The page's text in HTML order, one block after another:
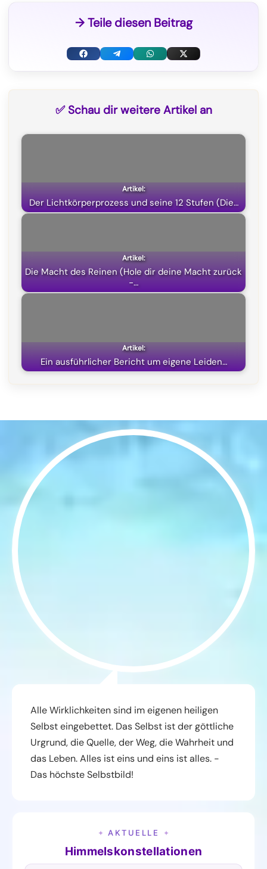
→ Teile diesen Beitrag
F
o
k
T
a
m
W
p
p
X
T
t
e
✅ Schau dir weitere Artikel an
Der Lichtkörperprozess und seine 12 Stufen (Die…
Die Macht des Reinen (Hole dir deine Macht zurück
-…
Ein ausführlicher Bericht um eigene Leiden…
Alle Wirklichkeiten sind im eigenen heiligen
Selbst eingebettet. Das Selbst ist der göttliche
Urgrund, die Quelle, der Weg, die Wahrheit und
das Leben. Alles ist eins und eins ist alles. -
Das höchste Selbstbild!
✦ AKTUELLE ✦
Himmelskonstellationen